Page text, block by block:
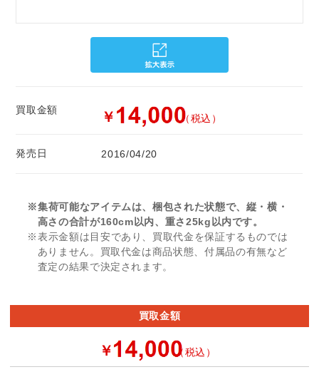
買取金額 ￥ （税込）
発売日 2016/04/20
※集荷可能なアイテムは、梱包された状態で、縦・横・
高さの合計が160cm以内、重さ25kg以内です。
※表示金額は目安であり、買取代金を保証するものでは
ありません。買取代金は商品状態、付属品の有無など
査定の結果で決定されます。
買取金額
￥ （税込）